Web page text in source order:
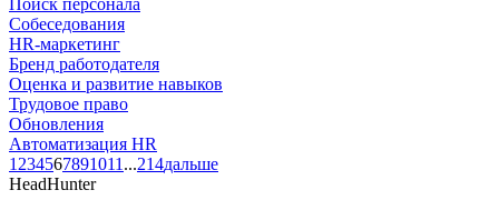
Собеседования
HR-маркетинг
Бренд работодателя
Оценка и развитие навыков
Трудовое право
Обновления
Автоматизация HR
1 234567891011 ...214дальше
HeadHunter